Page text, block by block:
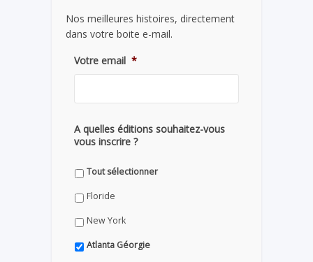
Nos meilleures histoires, directement
dans votre boite e-mail.
Votre email *
A quelles éditions souhaitez-vous
vous inscrire ?
Tout sélectionner
Floride
New York
Atlanta Géorgie